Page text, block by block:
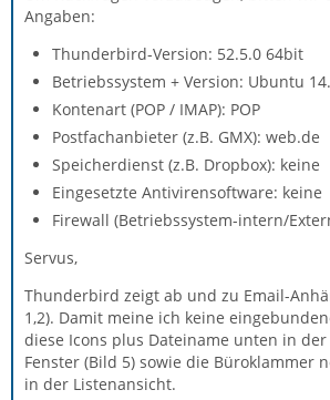
Angaben:
Thunderbird-Version: 52.5.0 64bit
Betriebssystem + Version: Ubuntu
Kontenart (POP / IMAP): POP
Postfachanbieter (z.B. GMX): web.de
Speicherdienst (z.B. Dropbox): keine
Eingesetzte Antivirensoftware: keine
Firewall (Betriebssystem-intern/
Servus,
Thunderbird zeigt ab und zu Email-
1,2). Damit meine ich keine
diese Icons plus Dateiname unten in der
Fenster (Bild 5) sowie die Büroklammer
in der Listenansicht.